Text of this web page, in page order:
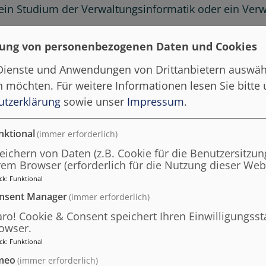
Studium der Verwaltungsinformatik oder ein
bietet diesen Kurs
von personenbezogenen Daten und Cookies
und Anwendungen von Drittanbietern
möchten. Für weitere Informationen lesen Sie bitte
sowie unser Impressum.
(immer erforderlich)
von Daten (z.B. Cookie für die
Browser (erforderlich für die Nutzung dieser
: Funktional
Manager(immer erforderlich)
Cookie & Consent speichert Ihren
: Funktional
(immer erforderlich)